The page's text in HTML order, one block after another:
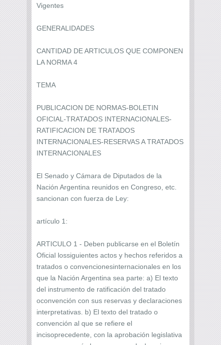
Vigentes
GENERALIDADES
CANTIDAD DE ARTICULOS QUE COMPONEN
LA NORMA 4
TEMA
PUBLICACION DE NORMAS-BOLETIN
OFICIAL-TRATADOS INTERNACIONALES-
RATIFICACION DE TRATADOS
INTERNACIONALES-RESERVAS A TRATADOS
INTERNACIONALES
El Senado y Cámara de Diputados de la
Nación Argentina reunidos en Congreso, etc.
sancionan con fuerza de Ley:
artículo 1:
ARTICULO 1 - Deben publicarse en el Boletín
Oficial lossiguientes actos y hechos referidos a
tratados o convencionesinternacionales en los
que la Nación Argentina sea parte: a) El texto
del instrumento de ratificación del tratado
oconvención con sus reservas y declaraciones
interpretativas. b) El texto del tratado o
convención al que se refiere el
incisoprecedente, con la aprobación legislativa